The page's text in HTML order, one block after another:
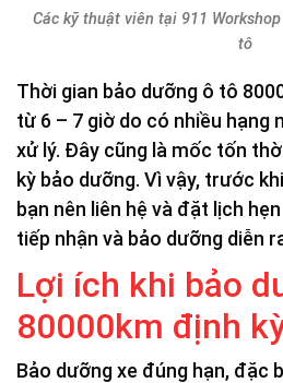
Các kỹ thuật viên tại 911
tô
Thời gian bảo dưỡng ô tô
từ 6 – 7 giờ do có nhiều hạng
xử lý. Đây cũng là mốc tốn
kỳ bảo dưỡng. Vì vậy, trước
bạn nên liên hệ và đặt lịch
tiếp nhận và bảo dưỡng diễn
Lợi ích khi bảo
80000km định
Bảo dưỡng xe đúng hạn, đặc